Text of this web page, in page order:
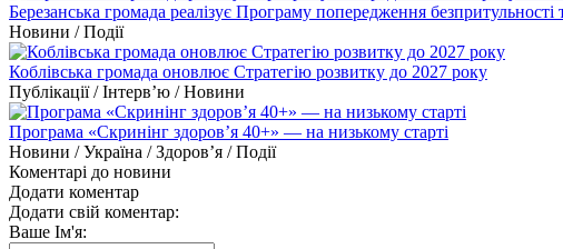
Березанська громада реалізує Програму попередження
Новини / Події
Коблівська громада оновлює Стратегію розвитку до 2027 року
Публікації / Інтерв’ю / Новини
Програма «Скринінг здоров’я 40+» — на низькому старті
Новини / Україна / Здоров’я / Події
Коментарі до новини
Додати коментар
Додати свій коментар:
Ваше Ім'я: